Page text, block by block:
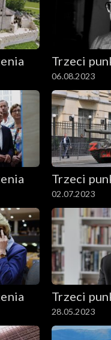
Trzeci
06.08.2023
Trzeci
02.07.2023
Trzeci
28.05.2023